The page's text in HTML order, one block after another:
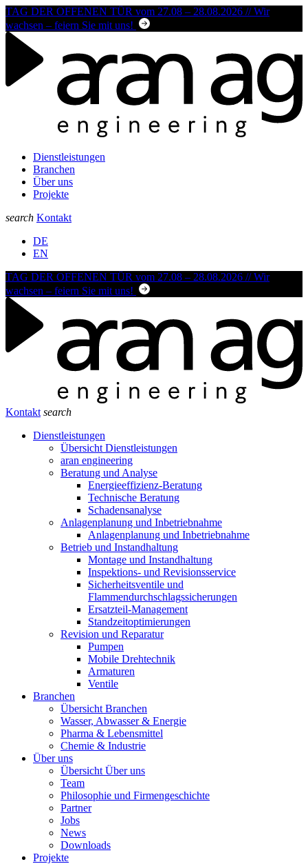
TAG DER OFFENEN TÜR vom 27.08 – 28.08.2026 // Wir
wachsen – feiern Sie mit uns!
Dienstleistungen
Branchen
Über uns
Projekte
search Kontakt
DE
EN
TAG DER OFFENEN TÜR vom 27.08 – 28.08.2026 // Wir
wachsen – feiern Sie mit uns!
Kontakt search
Dienstleistungen
Übersicht Dienstleistungen
aran engineering
Beratung und Analyse
Energieeffizienz-Beratung
Technische Beratung
Schadensanalyse
Anlagenplanung und Inbetriebnahme
Anlagenplanung und Inbetriebnahme
Betrieb und Instandhaltung
Montage und Instandhaltung
Inspektions- und Revisionsservice
Sicherheitsventile und
Flammendurchschlagssicherungen
Ersatzteil-Management
Standzeitoptimierungen
Revision und Reparatur
Pumpen
Mobile Drehtechnik
Armaturen
Ventile
Branchen
Übersicht Branchen
Wasser, Abwasser & Energie
Pharma & Lebensmittel
Chemie & Industrie
Über uns
Übersicht Über uns
Team
Philosophie und Firmengeschichte
Partner
Jobs
News
Downloads
Projekte